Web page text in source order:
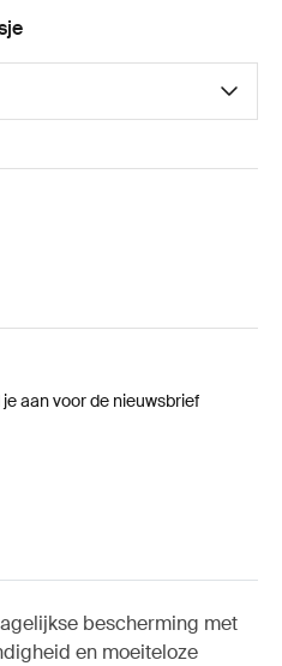
aan voor de nieuwsbrief
bescherming met
en moeiteloze